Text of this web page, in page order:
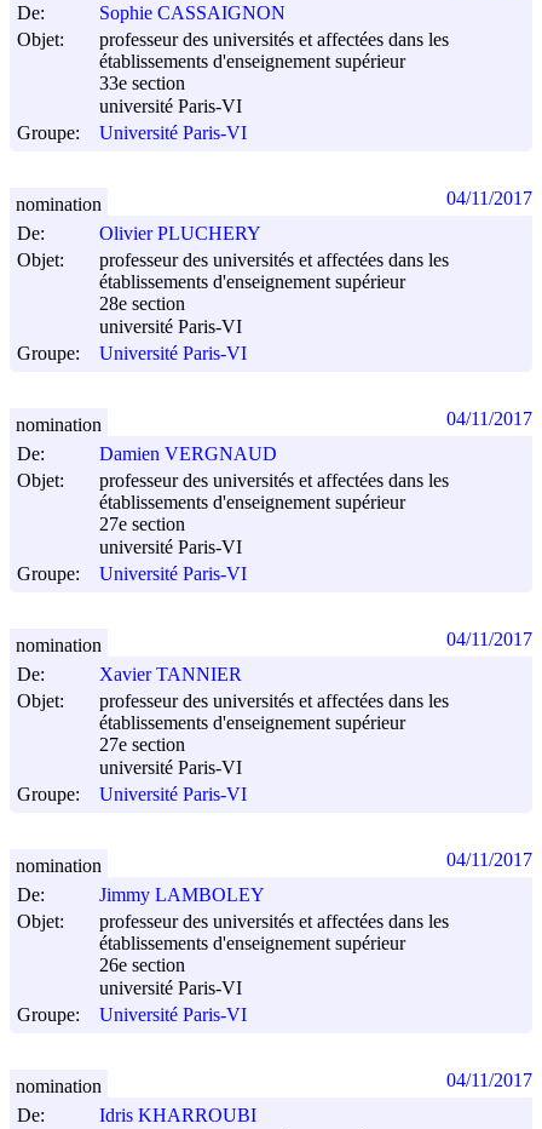
De:
Sophie CASSAIGNON
Objet:
professeur des universités et affectées dans les
établissements d'enseignement supérieur
33e section
université Paris-VI
Groupe:
Université Paris-VI
De:
Olivier PLUCHERY
Objet:
professeur des universités et affectées dans les
établissements d'enseignement supérieur
28e section
université Paris-VI
Groupe:
Université Paris-VI
nomination 04/11/2017
De:
Damien VERGNAUD
Objet:
professeur des universités et affectées dans les
établissements d'enseignement supérieur
27e section
université Paris-VI
Groupe:
Université Paris-VI
nomination 04/11/2017
De:
Xavier TANNIER
Objet:
professeur des universités et affectées dans les
établissements d'enseignement supérieur
27e section
université Paris-VI
Groupe:
Université Paris-VI
nomination 04/11/2017
De:
Jimmy LAMBOLEY
Objet:
professeur des universités et affectées dans les
établissements d'enseignement supérieur
26e section
université Paris-VI
Groupe:
Université Paris-VI
nomination 04/11/2017
De:
Idris KHARROUBI
nomination 04/11/2017